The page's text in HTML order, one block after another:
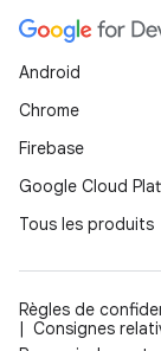
Android
Chrome
Firebase
Google Cloud
Tous les produits
Règles de
Consignes